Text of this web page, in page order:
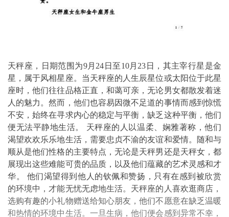
天秤座，日期范围为9月24日至10月23日，其主宰行星是金
星，属于风相星座。当天秤座的人生辰星位或太阳位于此星
座时，他们往往品格正直，和蔼可亲，无论男女都散发着迷
人的魅力。然而，他们也容易因微不足道的事情而感到惊慌
不安，始终在寻求内心的稳定与平衡，缺乏这种平衡，他们
便无法平静地生活。 天秤座的人以温柔、娴雅著称，他们
渴望欢欢乐乐地生活，需要忠贞不渝的友谊和爱情。随和与
顺从是他们性格的主要特点，无论是天秤男还是天秤女，都
展现出这些难能可贵的品质，以及他们蕴藏的艺术灵感和才
华。 他们渴望得到他人的钦佩和赞扬，只有在感到被欣赏
的环境中，才能无忧无虑地生活。天秤座的人喜欢逛商店，
选购有趣的小礼物赠送给知心朋友，他们不愿意在缺乏温暖
和热情的环境中生活。一旦生病，他们便会感到异常不幸，